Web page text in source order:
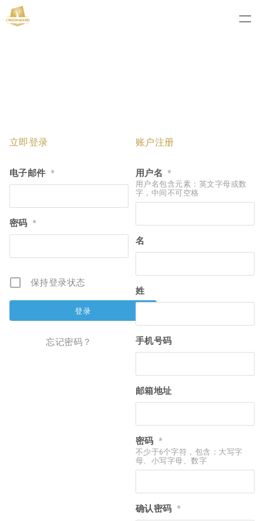
立即登录
电子邮件 *
密码 *
保持登录状态
忘记密码？
账户注册
用户名 *
用户名包含元素：英文字母或数
字，中间不可空格
名
姓
手机号码
邮箱地址
密码 *
不少于6个字符，包含：大写字
母、小写字母、数字
确认密码 *